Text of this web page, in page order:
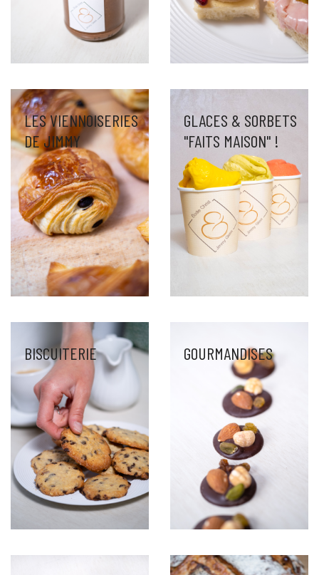
LES VIENNOISERIES
DE JIMMY
GLACES & SORBETS
"FAITS MAISON" !
BISCUITERIE GOURMANDISES